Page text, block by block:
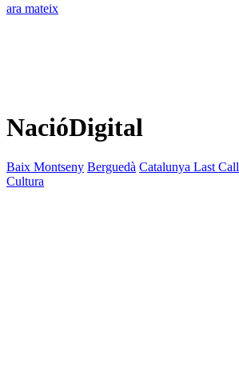
ara mateix
NacióDigital
Baix Montseny Berguedà Catalunya Last Call
Cultura